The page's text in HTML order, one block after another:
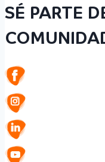
SÉ PARTE